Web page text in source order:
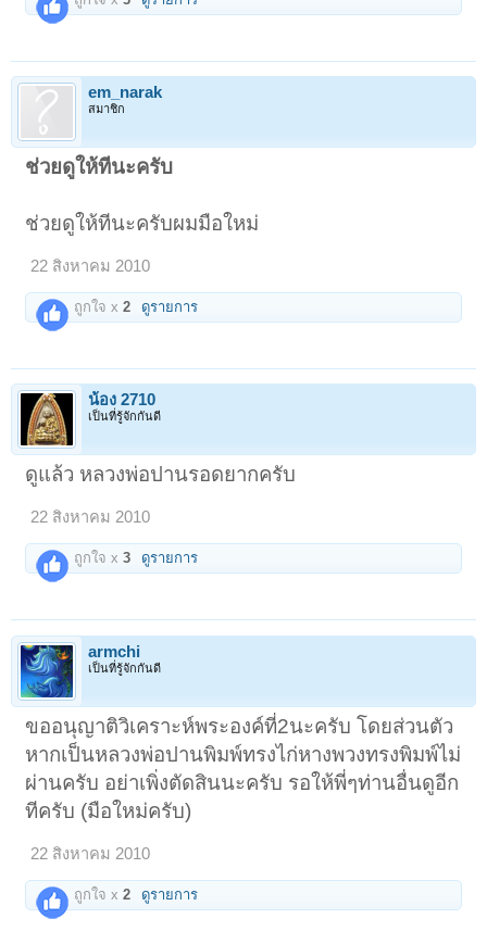
em_narak
สมาชิก
ช่วยดูให้ทีนะครับ
ช่วยดูให้ทีนะครับผมมือใหม่
22 สิงหาคม 2010
ถูกใจ x2 ดูรายการ
น้อง 2710
เป็นที่รู้จักกันดี
ดูแล้ว หลวงพ่อปานรอดยากครับ
22 สิงหาคม 2010
ถูกใจ x3 ดูรายการ
armchi
เป็นที่รู้จักกันดี
ขออนุญาติวิเคราะห์พระองค์ที่2นะครับ โดยส่วนตัว
หากเป็นหลวงพ่อปานพิมพ์ทรงไก่หางพวงทรงพิมพ์ไม่
ผ่านครับ อย่าเพิ่งตัดสินนะครับ รอให้พี่ๆท่านอื่นดูอีก
ทีครับ (มือใหม่ครับ)
22 สิงหาคม 2010
ถูกใจ x2 ดูรายการ